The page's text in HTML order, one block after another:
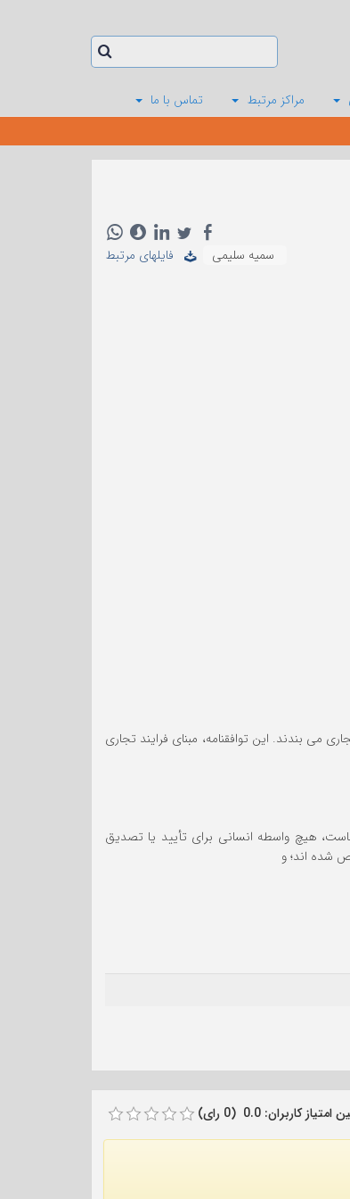
مراکز مرتبط تماس با ما
سمیه سلیمی
فایلهای مرتبط
می بندند. این توافقنامه، مبنای فرایند تجاری
هیچ واسطه انسانی برای تأیید یا تصدیق
شده اند؛ و
کاربران: 0.0 (0 رای)